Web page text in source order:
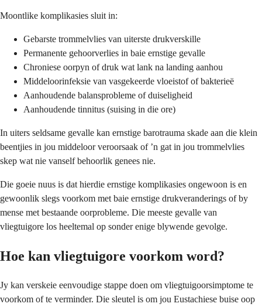
Moontlike komplikasies sluit in:
Gebarste trommelvlies van uiterste drukverskille
Permanente gehoorverlies in baie ernstige gevalle
Chroniese oorpyn of druk wat lank na landing aanhou
Middeloorinfeksie van vasgekeerde vloeistof of bakterieë
Aanhoudende balansprobleme of duiseligheid
Aanhoudende tinnitus (suising in die ore)
In uiters seldsame gevalle kan ernstige barotrauma skade aan die klein
beentjies in jou middeloor veroorsaak of ’n gat in jou trommelvlies
skep wat nie vanself behoorlik genees nie.
Die goeie nuus is dat hierdie ernstige komplikasies ongewoon is en
gewoonlik slegs voorkom met baie ernstige drukveranderings of by
mense met bestaande oorprobleme. Die meeste gevalle van
vliegtuigore los heeltemal op sonder enige blywende gevolge.
Hoe kan vliegtuigore voorkom word?
Jy kan verskeie eenvoudige stappe doen om vliegtuigoorsimptome te
voorkom of te verminder. Die sleutel is om jou Eustachiese buise oop